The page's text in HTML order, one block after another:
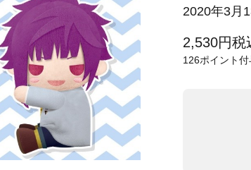
2020年3月
2,530円税
126ポイント付